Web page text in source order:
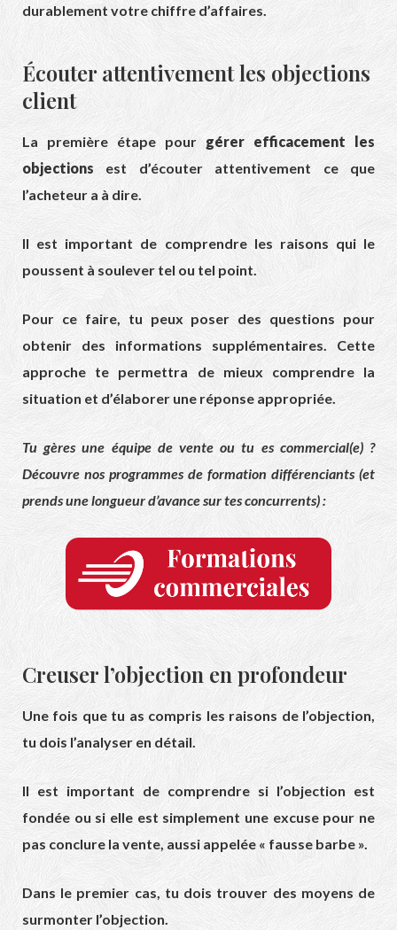
durablement votre chiffre d’affaires.
Écouter attentivement les objections
client
La première étape pour gérer efficacement les
objections est d’écouter attentivement ce que
l’acheteur a à dire.
Il est important de comprendre les raisons qui le
poussent à soulever tel ou tel point.
Pour ce faire, tu peux poser des questions pour
obtenir des informations supplémentaires. Cette
approche te permettra de mieux comprendre la
situation et d’élaborer une réponse appropriée.
Tu gères une équipe de vente ou tu es commercial(e) ?
Découvre nos programmes de formation différenciants (et
prends une longueur d’avance sur tes concurrents) :
Creuser l’objection en profondeur
Une fois que tu as compris les raisons de l’objection,
tu dois l’analyser en détail.
Il est important de comprendre si l’objection est
fondée ou si elle est simplement une excuse pour ne
pas conclure la vente, aussi appelée « fausse barbe ».
Dans le premier cas, tu dois trouver des moyens de
surmonter l’objection.